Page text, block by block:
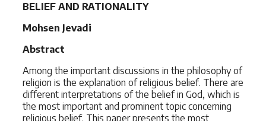
BELIEF AND RATIONALITY
Mohsen Jevadi
Abstract
Among the important discussions in the philosophy of
religion is the explanation of religious belief. There are
different interpretations of the belief in God, which is
the most important and prominent topic concerning
religious belief. This paper presents the most